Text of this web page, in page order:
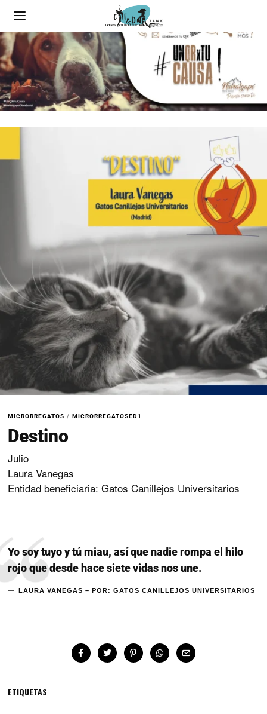
MICRORREGATOS / MICRORREGATOSED1
Destino
Julio
Laura Vanegas
Entidad beneficiaria: Gatos Canillejos Universitarios
Yo soy tuyo y tú miau, así que nadie rompa el hilo
rojo que desde hace siete vidas nos une.
LAURA VANEGAS – POR: GATOS CANILLEJOS UNIVERSITARIOS
ETIQUETAS